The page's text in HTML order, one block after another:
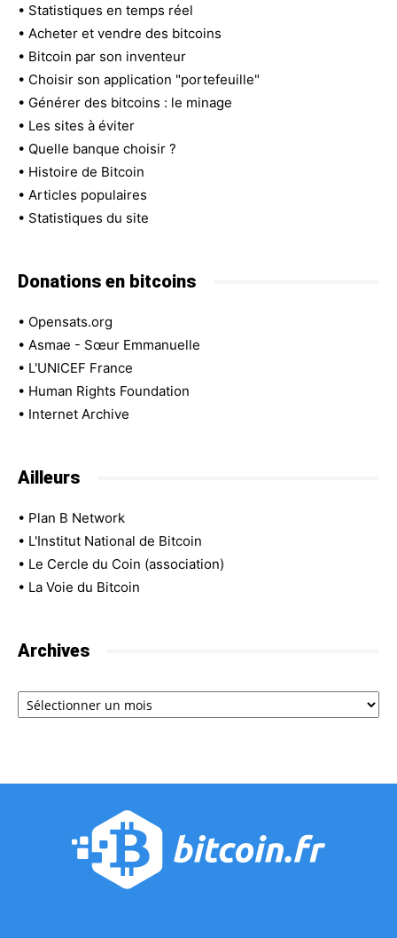
• Statistiques en temps réel
• Acheter et vendre des bitcoins
• Bitcoin par son inventeur
• Choisir son application "portefeuille"
• Générer des bitcoins : le minage
• Les sites à éviter
• Quelle banque choisir ?
• Histoire de Bitcoin
• Articles populaires
• Statistiques du site
Donations en bitcoins
• Opensats.org
• Asmae - Sœur Emmanuelle
• L'UNICEF France
• Human Rights Foundation
• Internet Archive
Ailleurs
• Plan B Network
• L'Institut National de Bitcoin
• Le Cercle du Coin (association)
• La Voie du Bitcoin
Archives
Archives